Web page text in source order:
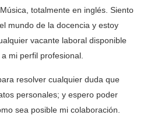
totalmente en inglés. Siento
mundo de la docencia y estoy
vacante laboral disponible
mi perfil profesional.
resolver cualquier duda que
personales; y espero poder
sea posible mi colaboración.